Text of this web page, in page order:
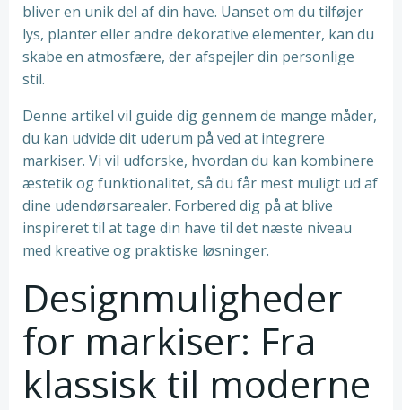
bliver en unik del af din have. Uanset om du tilføjer
lys, planter eller andre dekorative elementer, kan du
skabe en atmosfære, der afspejler din personlige
stil.
Denne artikel vil guide dig gennem de mange måder,
du kan udvide dit uderum på ved at integrere
markiser. Vi vil udforske, hvordan du kan kombinere
æstetik og funktionalitet, så du får mest muligt ud af
dine udendørsarealer. Forbered dig på at blive
inspireret til at tage din have til det næste niveau
med kreative og praktiske løsninger.
Designmuligheder
for markiser: Fra
klassisk til moderne